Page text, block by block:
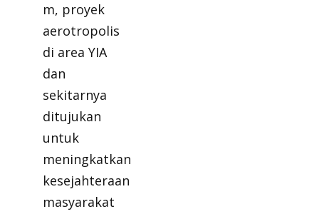
m, proyek
aerotropolis
di area YIA
dan
sekitarnya
ditujukan
untuk
meningkatkan
kesejahteraan
masyarakat